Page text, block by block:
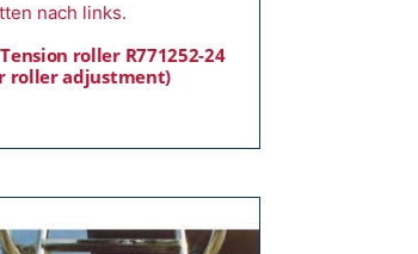
roller R771252-24
roller adjustment)